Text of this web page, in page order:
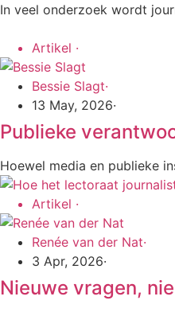
In veel onderzoek wordt
Artikel ·
Bessie Slagt·
13 May, 2026·
Publieke
Hoewel media en publieke
Artikel ·
Renée van der Nat·
3 Apr, 2026·
Nieuwe vragen,